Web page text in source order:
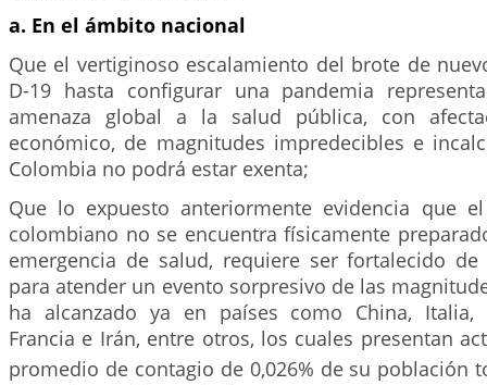
a. En el ámbito nacional
Que el vertiginoso escalamiento del brote de
D-19 hasta configurar una pandemia
amenaza global a la salud pública, con
económico, de magnitudes impredecibles e
Colombia no podrá estar exenta;
Que lo expuesto anteriormente evidencia que
colombiano no se encuentra físicamente
emergencia de salud, requiere ser fortalecido
para atender un evento sorpresivo de las
ha alcanzado ya en países como China, Italia,
Francia e Irán, entre otros, los cuales presentan
promedio de contagio de 0,026% de su población